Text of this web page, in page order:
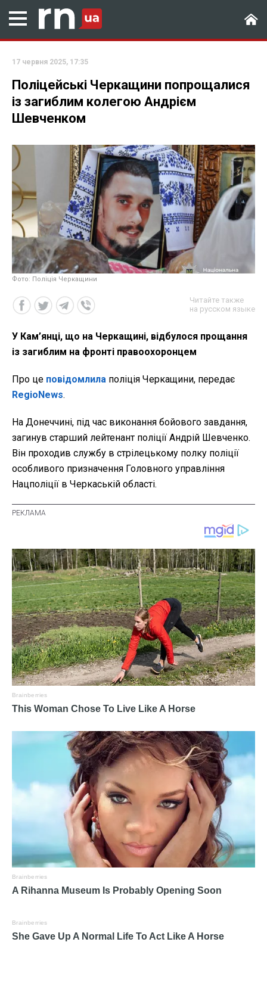
17 червня 2025, 17:35
Поліцейські Черкащини попрощалися
із загиблим колегою Андрієм
Шевченком
Фото: Поліція Черкащини
Читайте также
на русском языке
У Кам’янці, що на Черкащині, відбулося прощання
із загиблим на фронті правоохоронцем
Про це повідомлила поліція Черкащини, передає
RegioNews.
На Донеччині, під час виконання бойового завдання,
загинув старший лейтенант поліції Андрій Шевченко.
Він проходив службу в стрілецькому полку поліції
особливого призначення Головного управління
Нацполіції в Черкаській області.